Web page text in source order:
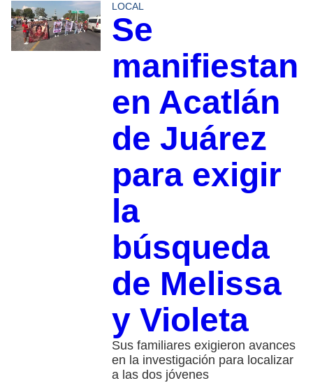
LOCAL
Se
manifiestan
en Acatlán
de Juárez
para exigir
la
búsqueda
de Melissa
y Violeta
Sus familiares exigieron avances
en la investigación para localizar
a las dos jóvenes